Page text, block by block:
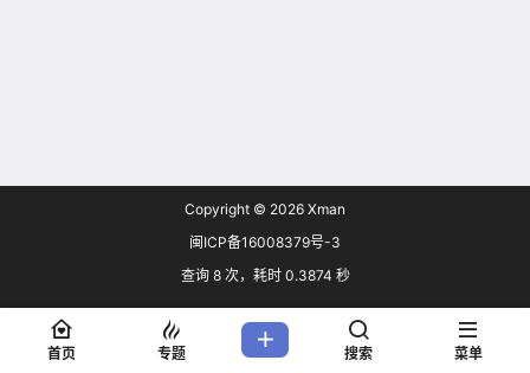
Copyright © 2026 Xman
闽ICP备16008379号-3
查询 8 次，耗时 0.3874 秒
首页 专题 搜索 菜单